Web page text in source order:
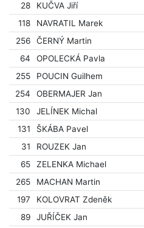
28
KUČVA Jiří
118
NAVRATIL Marek
256
ČERNÝ Martin
64
OPOLECKÁ Pavla
255
POUCIN Guilhem
254
OBERMAJER Jan
130
JELÍNEK Michal
131
ŠKÁBA Pavel
31
ROUZEK Jan
65
ZELENKA Michael
265
MACHAN Martin
197
KOLOVRAT Zdeněk
89
JUŘÍČEK Jan